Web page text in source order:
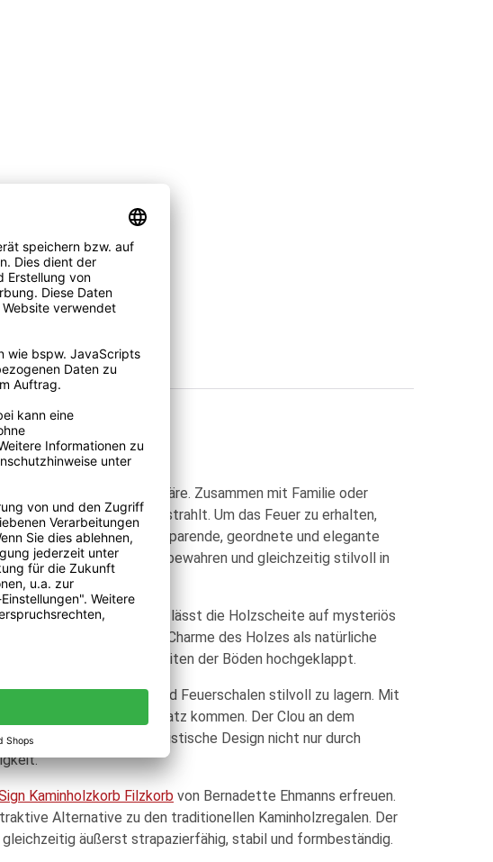
gemütliche Atmosphäre. Zusammen mit Familie oder
und Genuss ausstrahlt. Um das Feuer zu erhalten,
Kaminholz auf platzsparende, geordnete und elegante
und geordnet aufzubewahren und gleichzeitig stilvoll in
jedes Einzelnen.
Designer Michael Rösing lässt die Holzscheite auf mysteriös
und lässt den rustikalen Charme des Holzes als natürliche
sind drei Seiten der Böden hochgeklappt.
für Kamine, Öfen und Feuerschalen stilvoll zu lagern. Mit
auch Draußen zum Einsatz kommen. Der Clou an dem
So besticht das minimalistische Design nicht nur durch
Kaminholzkorb Filzkorb von Bernadette Ehmanns erfreuen.
Alternative zu den traditionellen Kaminholzregalen. Der
äußerst strapazierfähig, stabil und formbeständig.